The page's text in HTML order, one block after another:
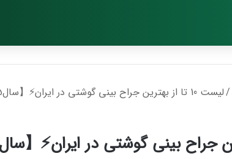
/لیست 10 تا از بهترین جراح بینی گوشتی در ایران⚡【سال1405】❤️